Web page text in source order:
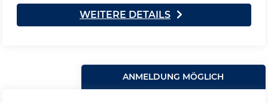
WEITERE DETAILS
ANMELDUNG MÖGLICH